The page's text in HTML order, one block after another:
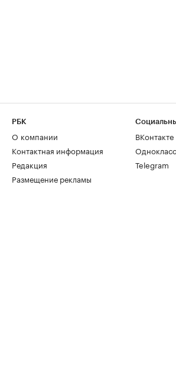
РБК
О компании
Контактная информация
Редакция
Размещение рекламы
ВКонтакте
Telegram